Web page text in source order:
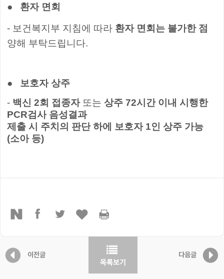
● 환자 면회
- 보건복지부 지침에 따라 환자 면회는 불가한 점
양해 부탁드립니다.
●
보호자 상주
- 백신 2회 접종자또는 상주 72시간 이내 시행한
PCR검사 음성결과
제출 시 주치의 판단 하에 보호자1인 상주 가능
(소아 등)
이전글 다음글